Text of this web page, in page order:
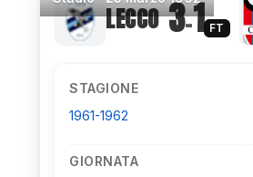
LECCO 3–1 FT
STAGIONE
1961-1962
GIORNATA